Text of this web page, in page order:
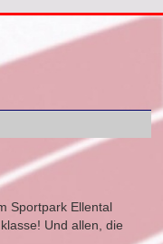
Sportpark Ellental
Und allen, die